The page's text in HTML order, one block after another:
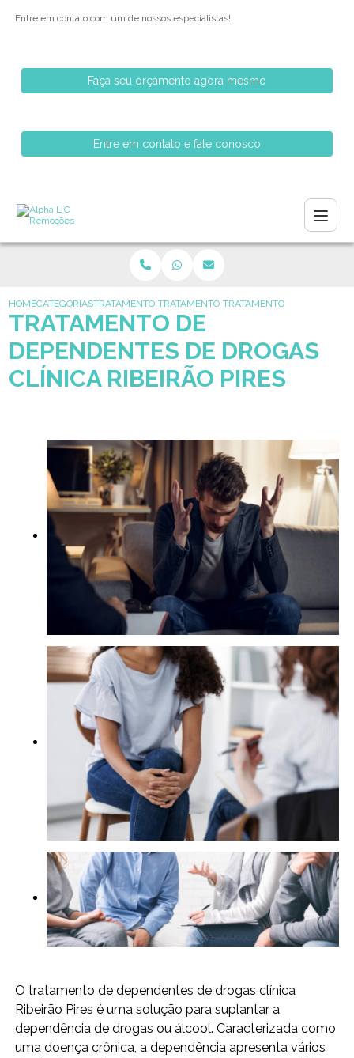
Entre em contato com um de nossos especialistas!
Faça seu orçamento agora mesmo
Entre em contato e fale conosco
HOMECATEGORIASTRATAMENTO PARA DEPENDENTES QUIMICOS
TRATAMENTO PARA DEPENDENTE QUIMICO
TRATAMENTO DE
TRATAMENTO DE
DEPENDENTES DE DROGAS
CLÍNICA RIBEIRÃO PIRES
O tratamento de dependentes de drogas clínica
Ribeirão Pires é uma solução para suplantar a
dependência de drogas ou álcool. Caracterizada como
uma doença crônica, a dependência apresenta vários